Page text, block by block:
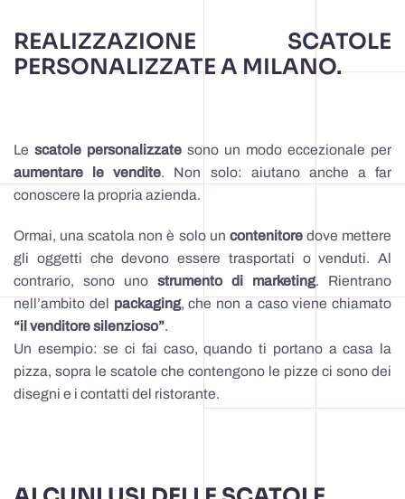
REALIZZAZIONE SCATOLE
PERSONALIZZATE A MILANO.
Le scatole personalizzate sono un modo eccezionale per
aumentare le vendite. Non solo: aiutano anche a far
conoscere la propria azienda.
Ormai, una scatola non è solo un contenitoredove mettere
gli oggetti che devono essere trasportati o venduti. Al
contrario, sono uno strumento di marketing. Rientrano
nell’ambito del packaging, che non a caso viene chiamato
“il venditore silenzioso”.
Un esempio: se ci fai caso, quando ti portano a casa la
pizza, sopra le scatole che contengono le pizze ci sono dei
disegni e i contatti del ristorante.